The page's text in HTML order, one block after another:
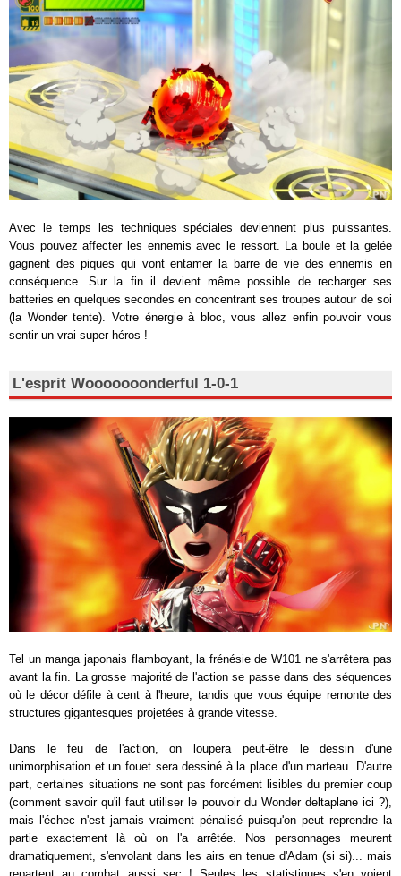
Avec le temps les techniques spéciales deviennent plus puissantes.
Vous pouvez affecter les ennemis avec le ressort. La boule et la gelée
gagnent des piques qui vont entamer la barre de vie des ennemis en
conséquence. Sur la fin il devient même possible de recharger ses
batteries en quelques secondes en concentrant ses troupes autour de soi
(la Wonder tente). Votre énergie à bloc, vous allez enfin pouvoir vous
sentir un vrai super héros !
L'esprit Wooooooonderful 1-0-1
Tel un manga japonais flamboyant, la frénésie de W101 ne s'arrêtera pas
avant la fin. La grosse majorité de l'action se passe dans des séquences
où le décor défile à cent à l'heure, tandis que vous équipe remonte des
structures gigantesques projetées à grande vitesse.
Dans le feu de l'action, on loupera peut-être le dessin d'une
unimorphisation et un fouet sera dessiné à la place d'un marteau. D'autre
part, certaines situations ne sont pas forcément lisibles du premier coup
(comment savoir qu'il faut utiliser le pouvoir du Wonder deltaplane ici ?),
mais l'échec n'est jamais vraiment pénalisé puisqu'on peut reprendre la
partie exactement là où on l'a arrêtée. Nos personnages meurent
dramatiquement, s'envolant dans les airs en tenue d'Adam (si si)... mais